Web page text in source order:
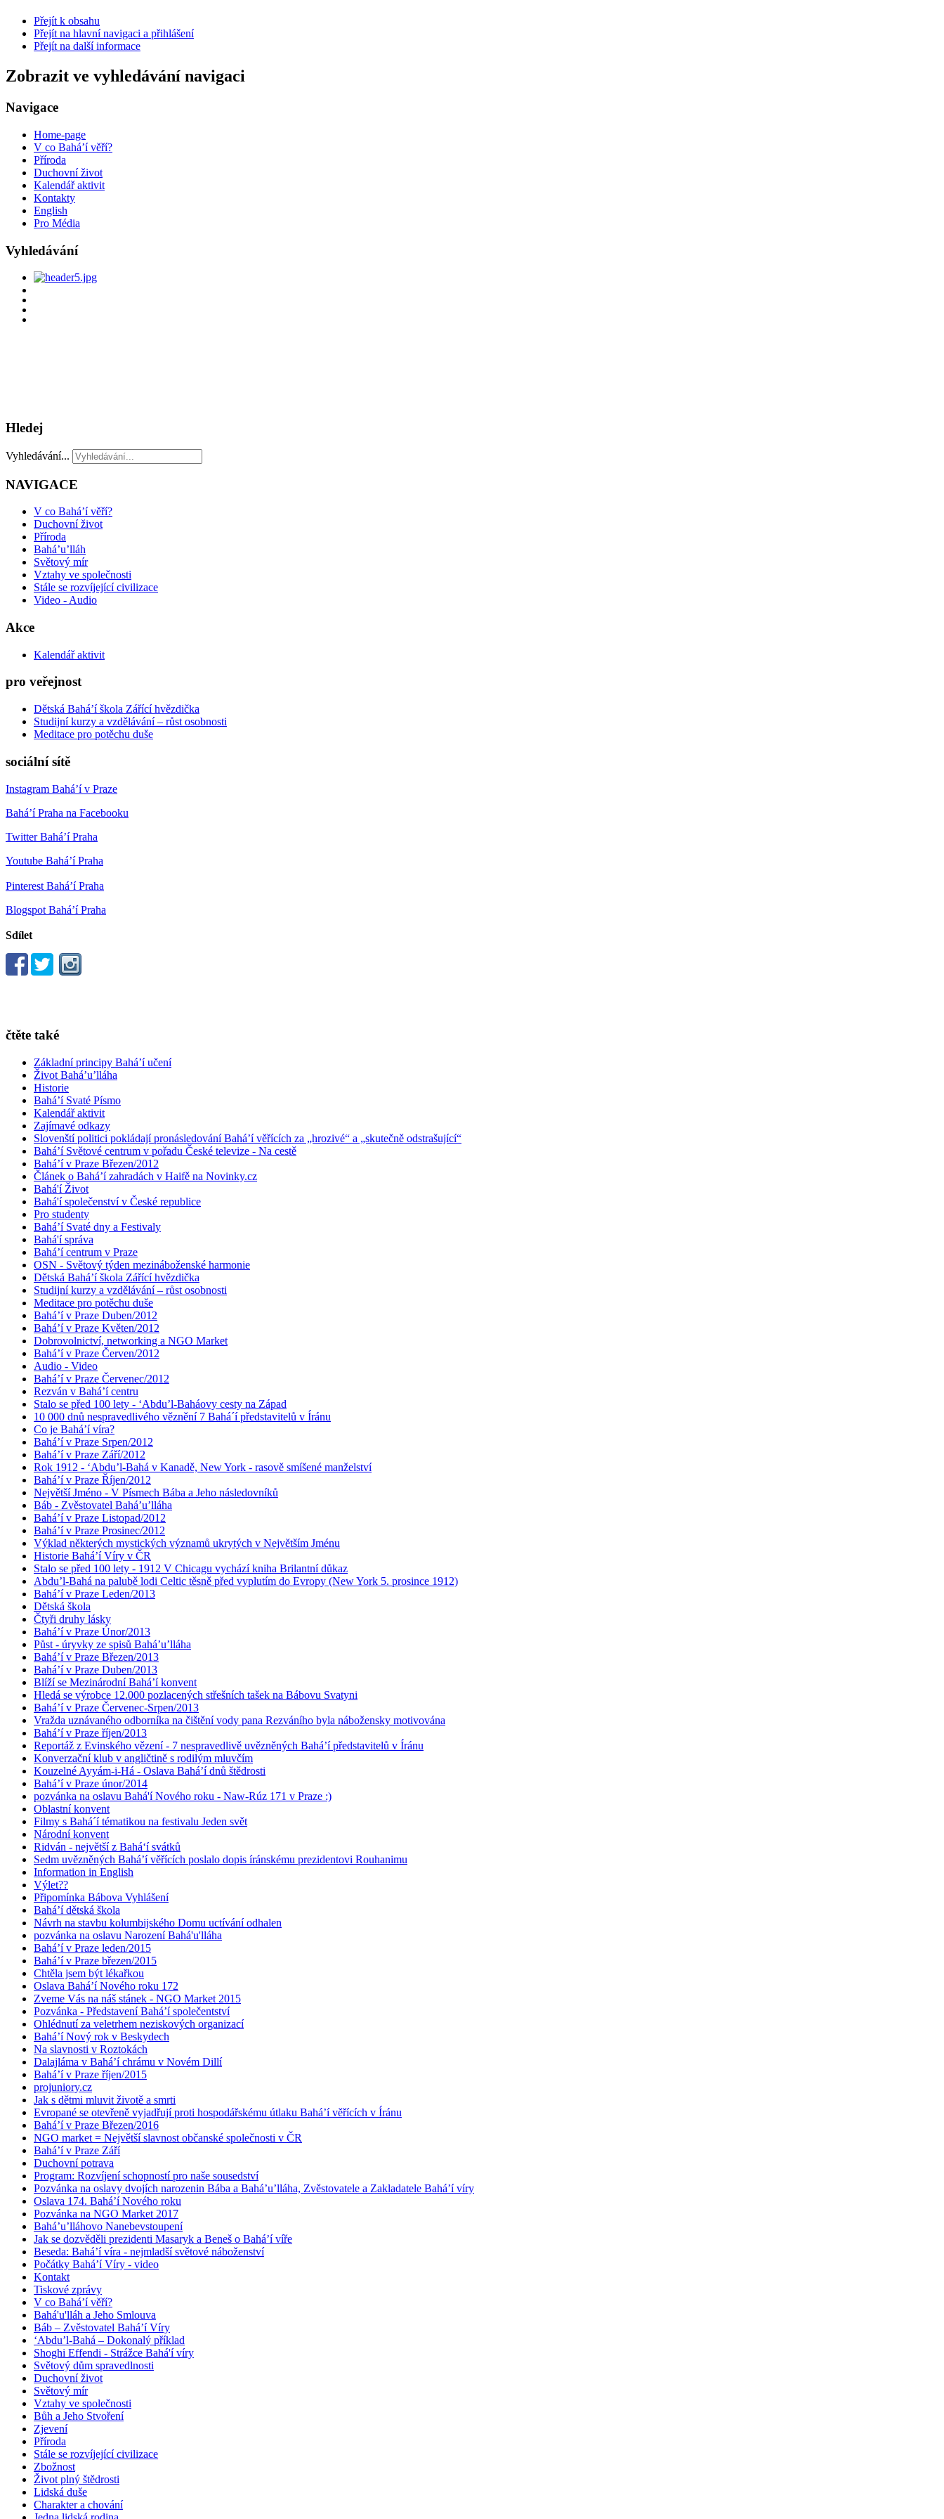
Přejít k obsahu
Přejít na hlavní navigaci a přihlášení
Přejít na další informace
Zobrazit ve vyhledávání navigaci
Navigace
Home-page
V co Bahá’í věří?
Příroda
Duchovní život
Kalendář aktivit
Kontakty
English
Pro Média
Vyhledávání
Hledej
Vyhledávání...
NAVIGACE
V co Bahá’í věří?
Duchovní život
Příroda
Bahá’u’lláh
Světový mír
Vztahy ve společnosti
Stále se rozvíjející civilizace
Video - Audio
Akce
Kalendář aktivit
pro veřejnost
Dětská Bahá’í škola Zářící hvězdička
Studijní kurzy a vzdělávání – růst osobnosti
Meditace pro potěchu duše
sociální sítě
Instagram Bahá’í v Praze
Bahá’í Praha na Facebooku
Twitter Bahá’í Praha
Youtube Bahá’í Praha
Pinterest Bahá’í Praha
Blogspot Bahá’í Praha
Sdílet
čtěte také
Základní principy Bahá’í učení
Život Bahá’u’lláha
Historie
Bahá’í Svaté Písmo
Kalendář aktivit
Zajímavé odkazy
Slovenští politici pokládají pronásledování Bahá’í věřících za „hrozivé“ a „skutečně odstrašující“
Bahá’í Světové centrum v pořadu České televize - Na cestě
Bahá’í v Praze Březen/2012
Článek o Bahá’í zahradách v Haifě na Novinky.cz
Bahá'í Život
Bahá'í společenství v České republice
Pro studenty
Bahá’í Svaté dny a Festivaly
Bahá'í správa
Bahá’í centrum v Praze
OSN - Světový týden mezináboženské harmonie
Dětská Bahá’í škola Zářící hvězdička
Studijní kurzy a vzdělávání – růst osobnosti
Meditace pro potěchu duše
Bahá’í v Praze Duben/2012
Bahá’í v Praze Květen/2012
Dobrovolnictví, networking a NGO Market
Bahá’í v Praze Červen/2012
Audio - Video
Bahá’í v Praze Červenec/2012
Rezván v Bahá’í centru
Stalo se před 100 lety - ‘Abdu’l-Baháovy cesty na Západ
10 000 dnů nespravedlivého věznění 7 Bahá´í představitelů v Íránu
Co je Bahá’í víra?
Bahá’í v Praze Srpen/2012
Bahá’í v Praze Září/2012
Rok 1912 - ‘Abdu’l-Bahá v Kanadě, New York - rasově smíšené manželství
Bahá’í v Praze Říjen/2012
Největší Jméno - V Písmech Bába a Jeho následovníků
Báb - Zvěstovatel Bahá’u’lláha
Bahá’í v Praze Listopad/2012
Bahá’í v Praze Prosinec/2012
Výklad některých mystických významů ukrytých v Největším Jménu
Historie Bahá’í Víry v ČR
Stalo se před 100 lety - 1912 V Chicagu vychází kniha Brilantní důkaz
Abdu’l-Bahá na palubě lodi Celtic těsně před vyplutím do Evropy (New York 5. prosince 1912)
Bahá’í v Praze Leden/2013
Dětská škola
Čtyři druhy lásky
Bahá’í v Praze Únor/2013
Půst - úryvky ze spisů Bahá’u’lláha
Bahá’í v Praze Březen/2013
Bahá’í v Praze Duben/2013
Blíží se Mezinárodní Bahá’í konvent
Hledá se výrobce 12.000 pozlacených střešních tašek na Bábovu Svatyni
Bahá’í v Praze Červenec-Srpen/2013
Vražda uznávaného odborníka na čištění vody pana Rezváního byla nábožensky motivována
Bahá’í v Praze říjen/2013
Reportáž z Evinského vězení - 7 nespravedlivě uvězněných Bahá’í představitelů v Íránu
Konverzační klub v angličtině s rodilým mluvčím
Kouzelné Ayyám-i-Há - Oslava Bahá’í dnů štědrosti
Bahá’í v Praze únor/2014
pozvánka na oslavu Bahá'í Nového roku - Naw-Rúz 171 v Praze :)
Oblastní konvent
Filmy s Bahá´í tématikou na festivalu Jeden svět
Národní konvent
Ridván - největší z Bahá‘í svátků
Sedm uvězněných Bahá’í věřících poslalo dopis íránskému prezidentovi Rouhanimu
Information in English
Výlet??
Připomínka Bábova Vyhlášení
Bahá’í dětská škola
Návrh na stavbu kolumbijského Domu uctívání odhalen
pozvánka na oslavu Narození Bahá'u'lláha
Bahá’í v Praze leden/2015
Bahá’í v Praze březen/2015
Chtěla jsem být lékařkou
Oslava Bahá’í Nového roku 172
Zveme Vás na náš stánek - NGO Market 2015
Pozvánka - Představení Bahá’í společentství
Ohlédnutí za veletrhem neziskových organizací
Bahá’í Nový rok v Beskydech
Na slavnosti v Roztokách
Dalajláma v Bahá’í chrámu v Novém Dillí
Bahá’í v Praze říjen/2015
projuniory.cz
Jak s dětmi mluvit životě a smrti
Evropané se otevřeně vyjadřují proti hospodářskému útlaku Bahá’í věřících v Íránu
Bahá’í v Praze Březen/2016
NGO market = Největší slavnost občanské společnosti v ČR
Bahá’í v Praze Září
Duchovní potrava
Program: Rozvíjení schopností pro naše sousedství
Pozvánka na oslavy dvojích narozenin Bába a Bahá’u’lláha, Zvěstovatele a Zakladatele Bahá’í víry
Oslava 174. Bahá’í Nového roku
Pozvánka na NGO Market 2017
Bahá’u’lláhovo Nanebevstoupení
Jak se dozvěděli prezidenti Masaryk a Beneš o Bahá’í víře
Beseda: Bahá’í víra - nejmladší světové náboženství
Počátky Bahá’í Víry - video
Kontakt
Tiskové zprávy
V co Bahá’í věří?
Bahá'u'lláh a Jeho Smlouva
Báb – Zvěstovatel Bahá’í Víry
‘Abdu’l-Bahá – Dokonalý příklad
Shoghi Effendi - Strážce Bahá'í víry
Světový dům spravedlnosti
Duchovní život
Světový mír
Vztahy ve společnosti
Bůh a Jeho Stvoření
Zjevení
Příroda
Stále se rozvíjející civilizace
Zbožnost
Život plný štědrosti
Lidská duše
Charakter a chování